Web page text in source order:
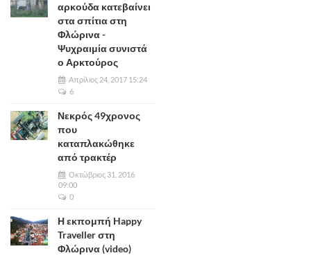
αρκούδα κατεβαίνει
στα σπίτια στη
Φλώρινα -
Ψυχραιμία συνιστά
ο Αρκτούρος
Απρίλιος 24, 2017 15:24
6
Νεκρός 49χρονος
που
καταπλακώθηκε
από τρακτέρ
Οκτώβριος 31, 2016
09:00
0
Η εκπομπή Happy
Traveller στη
Φλώρινα (video)